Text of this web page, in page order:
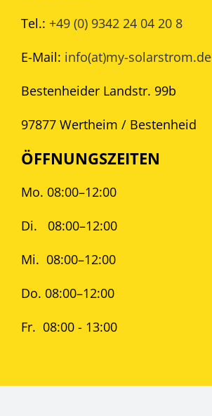
Tel.: +49 (0) 9342 24 04 20 8
E-Mail: info(at)my-solarstrom.de
Bestenheider Landstr. 99b
97877 Wertheim / Bestenheid
ÖFFNUNGSZEITEN
Mo. 08:00–12:00
Di. 08:00–12:00
Mi. 08:00–12:00
Do. 08:00–12:00
Fr. 08:00 - 13:00